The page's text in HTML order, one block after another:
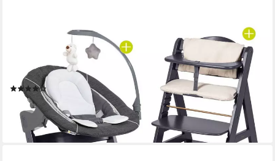
Hochstuhl Beta Plus Dark Grey - Newborn Set Deluxe, Holz
Babystuhl ab Geburt mit Neugeborenenaufsatz, Sitzkissen,
Essbrett
199,90 € UVP 229,80 €
-13%
lieferbar - in 3-4 Werktagen bei dir